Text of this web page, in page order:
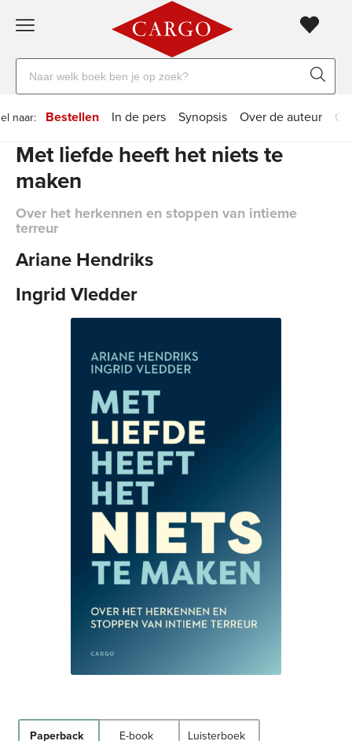
verzending20
Voor
besteld,werkdaghuis
Veiligbetalen
retourneren
naar
boeken,
en
uitgevers
naar: Bestellen In de pers Synopsis Over de auteur
Paperback
E-book
Luisterboek
Met liefde heeft het niets te
maken
Over het herkennen en stoppen van intieme
terreur
Ariane Hendriks
Ingrid Vledder